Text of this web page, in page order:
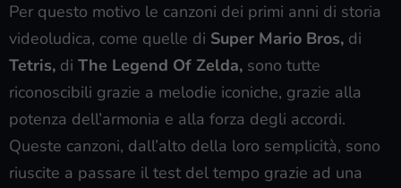
Per questo motivo le canzoni dei primi anni di storia
videoludica, come quelle di Super Mario Bros, di
Tetris, di The Legend Of Zelda, sono tutte
riconoscibili grazie a melodie iconiche, grazie alla
potenza dell’armonia e alla forza degli accordi.
Queste canzoni, dall’alto della loro semplicità, sono
riuscite a passare il test del tempo grazie ad una